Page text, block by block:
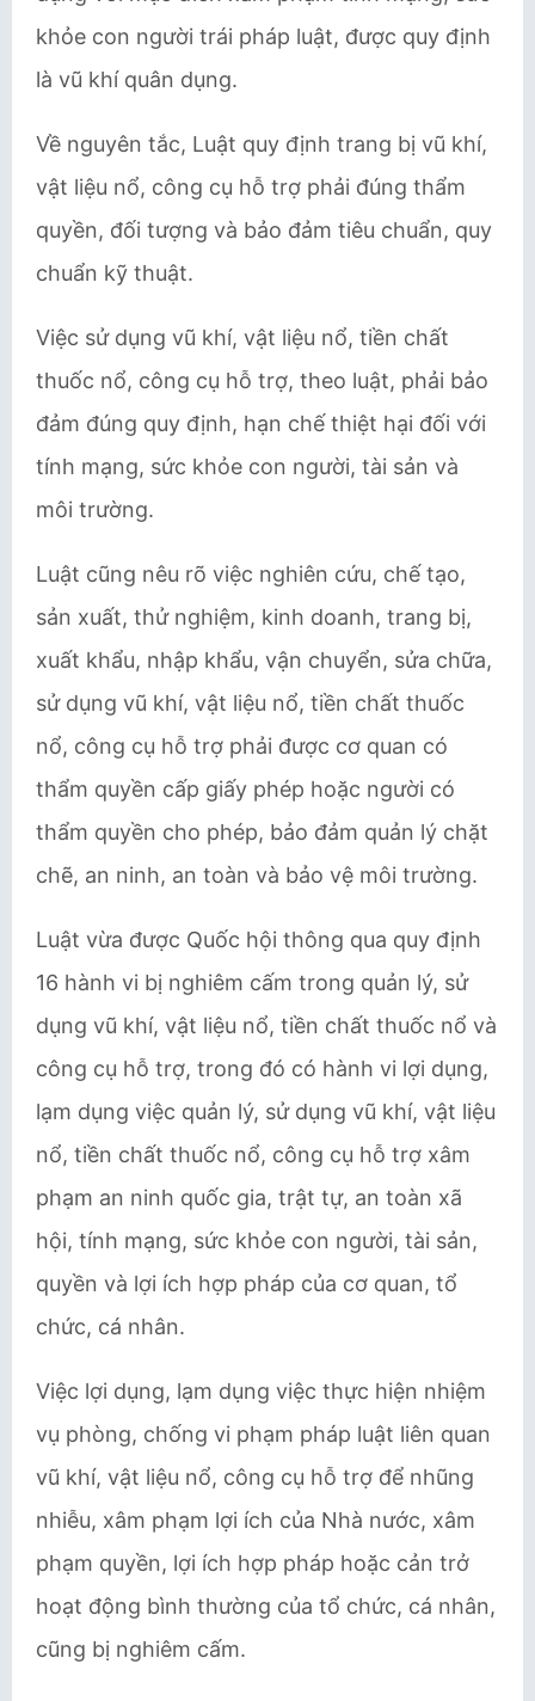
khỏe con người trái pháp luật, được quy định
là vũ khí quân dụng.
Về nguyên tắc, Luật quy định trang bị vũ khí,
vật liệu nổ, công cụ hỗ trợ phải đúng thẩm
quyền, đối tượng và bảo đảm tiêu chuẩn, quy
chuẩn kỹ thuật.
Việc sử dụng vũ khí, vật liệu nổ, tiền chất
thuốc nổ, công cụ hỗ trợ, theo luật, phải bảo
đảm đúng quy định, hạn chế thiệt hại đối với
tính mạng, sức khỏe con người, tài sản và
môi trường.
Luật cũng nêu rõ việc nghiên cứu, chế tạo,
sản xuất, thử nghiệm, kinh doanh, trang bị,
xuất khẩu, nhập khẩu, vận chuyển, sửa chữa,
sử dụng vũ khí, vật liệu nổ, tiền chất thuốc
nổ, công cụ hỗ trợ phải được cơ quan có
thẩm quyền cấp giấy phép hoặc người có
thẩm quyền cho phép, bảo đảm quản lý chặt
chẽ, an ninh, an toàn và bảo vệ môi trường.
Luật vừa được Quốc hội thông qua quy định
16 hành vi bị nghiêm cấm trong quản lý, sử
dụng vũ khí, vật liệu nổ, tiền chất thuốc nổ và
công cụ hỗ trợ, trong đó có hành vi lợi dụng,
lạm dụng việc quản lý, sử dụng vũ khí, vật liệu
nổ, tiền chất thuốc nổ, công cụ hỗ trợ xâm
phạm an ninh quốc gia, trật tự, an toàn xã
hội, tính mạng, sức khỏe con người, tài sản,
quyền và lợi ích hợp pháp của cơ quan, tổ
chức, cá nhân.
Việc lợi dụng, lạm dụng việc thực hiện nhiệm
vụ phòng, chống vi phạm pháp luật liên quan
vũ khí, vật liệu nổ, công cụ hỗ trợ để nhũng
nhiễu, xâm phạm lợi ích của Nhà nước, xâm
phạm quyền, lợi ích hợp pháp hoặc cản trở
hoạt động bình thường của tổ chức, cá nhân,
cũng bị nghiêm cấm.